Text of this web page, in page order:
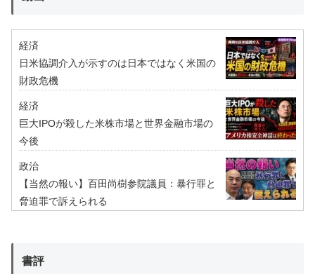
経済
日米協調介入が示すのは日本ではなく米国の
財政危機
経済
巨大IPOが殺した米株市場と世界金融市場の
今後
政治
【当然の報い】百田尚樹参院議員：暴行罪と
脅迫罪で訴えられる
書評